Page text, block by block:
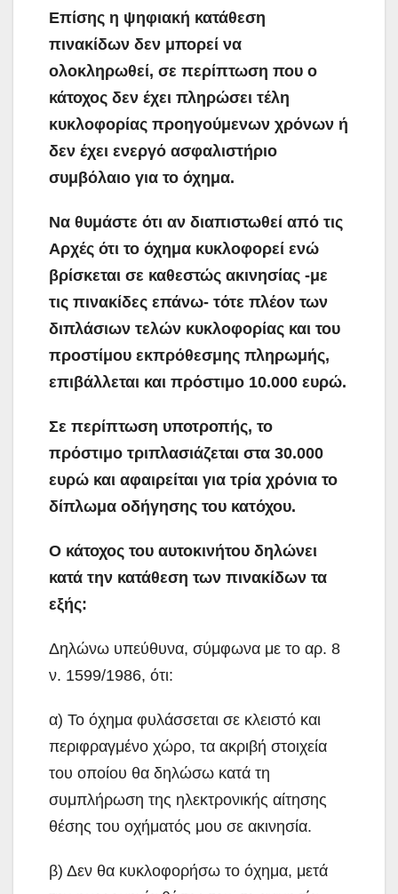
Επίσης η ψηφιακή κατάθεση
πινακίδων δεν μπορεί να
ολοκληρωθεί, σε περίπτωση που ο
κάτοχος δεν έχει πληρώσει τέλη
κυκλοφορίας προηγούμενων χρόνων ή
δεν έχει ενεργό ασφαλιστήριο
συμβόλαιο για το όχημα.
Να θυμάστε ότι αν διαπιστωθεί από τις
Αρχές ότι το όχημα κυκλοφορεί ενώ
βρίσκεται σε καθεστώς ακινησίας -με
τις πινακίδες επάνω- τότε πλέον των
διπλάσιων τελών κυκλοφορίας και του
προστίμου εκπρόθεσμης πληρωμής,
επιβάλλεται και πρόστιμο 10.000 ευρώ.
Σε περίπτωση υποτροπής, το
πρόστιμο τριπλασιάζεται στα 30.000
ευρώ και αφαιρείται για τρία χρόνια το
δίπλωμα οδήγησης του κατόχου.
Ο κάτοχος του αυτοκινήτου δηλώνει
κατά την κατάθεση των πινακίδων τα
εξής:
Δηλώνω υπεύθυνα, σύμφωνα με το αρ. 8
ν. 1599/1986, ότι:
α) Το όχημα φυλάσσεται σε κλειστό και
περιφραγμένο χώρο, τα ακριβή στοιχεία
του οποίου θα δηλώσω κατά τη
συμπλήρωση της ηλεκτρονικής αίτησης
θέσης του οχήματός μου σε ακινησία.
β) Δεν θα κυκλοφορήσω το όχημα, μετά